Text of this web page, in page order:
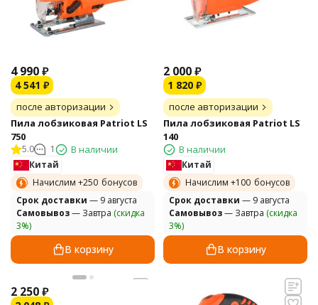
4 990₽
4 541 ₽
после авторизации
Пила лобзиковая Patriot LS
750
5.0 1 В наличии
Китай
Начислим +250 бонусов
Cрок доставки — 9 августа
Самовывоз— Завтра (скидка
3%)
В корзину
2 000₽
1 820 ₽
после авторизации
Пила лобзиковая Patriot LS
140
В наличии
Китай
Начислим +100 бонусов
Cрок доставки — 9 августа
Самовывоз— Завтра (скидка
3%)
В корзину
2 250₽